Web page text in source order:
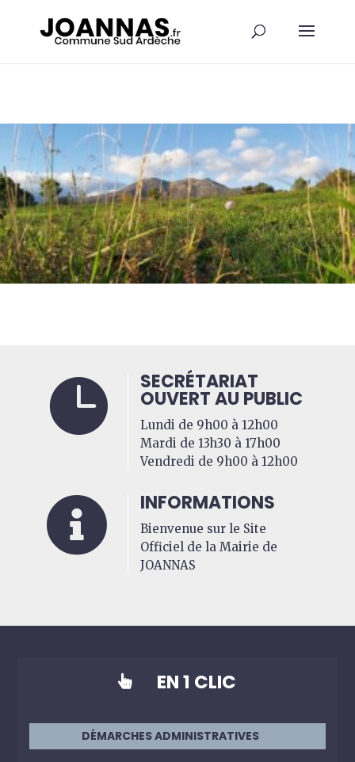
 SECRÉTARIAT
OUVERT AU PUBLIC
Lundi de 9h00 à 12h00
Mardi de 13h30 à 17h00
Vendredi de 9h00 à 12h00
 INFORMATIONS
Bienvenue sur le Site
Officiel de la Mairie de
JOANNAS
 EN 1 CLIC
DÉMARCHES ADMINISTRATIVES